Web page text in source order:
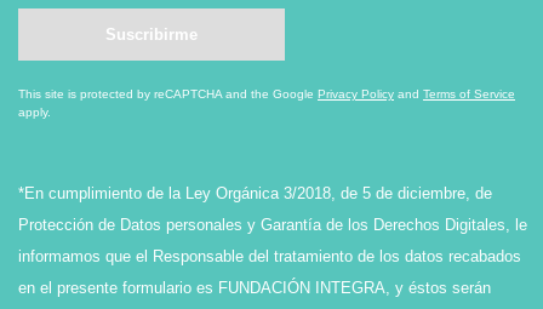
This site is protected by reCAPTCHA and the Google Privacy Policy and Terms of Service
apply.
*En cumplimiento de la Ley Orgánica 3/2018, de 5 de diciembre, de
Protección de Datos personales y Garantía de los Derechos Digitales, le
informamos que el Responsable del tratamiento de los datos recabados
en el presente formulario es FUNDACIÓN INTEGRA, y éstos serán